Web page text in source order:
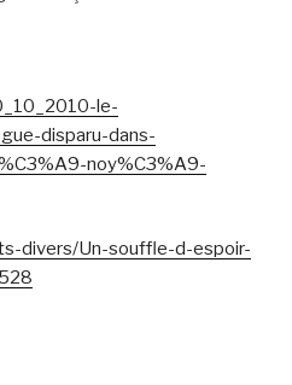
le-
disparu-dans-
noy%C3%A9-
divers/Un-souffle-d-espoir-